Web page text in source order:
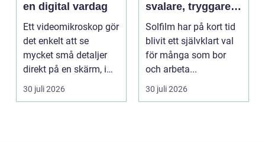
en digital vardag
Ett videomikroskop gör
det enkelt att se
mycket små detaljer
direkt på en skärm, i
stället för genom...
30 juli 2026
svalare, tryggare
och mer privat
inomhusmiljö
Solfilm har på kort tid
blivit ett självklart val
för många som bor
och arbeta...
30 juli 2026